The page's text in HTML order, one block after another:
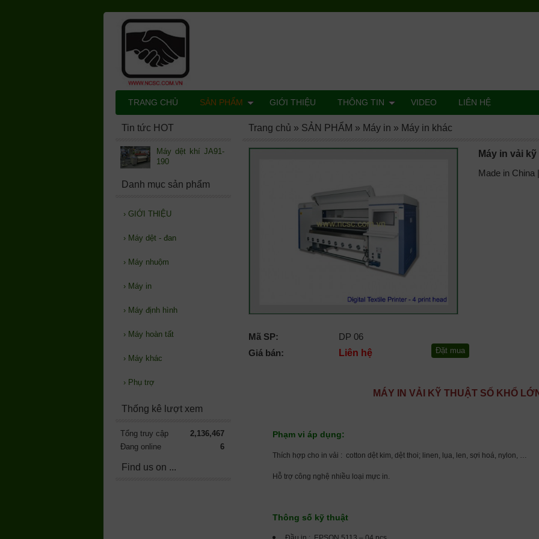
Máy in vải
Made in China
Mã SP:
DP 06
Giá bán:
Liên hệ
MÁY IN VẢI KỸ THUẬT SỐ KHỔ
Phạm vi áp dụng:
Thích hợp cho in vải : cotton dệt kim, dệt thoi; linen, lụa, len, sợi hoá, nylon, …
Hỗ trợ công nghệ nhiều loại mực in.
Thông số kỹ thuật
Trang chủ » SẢN PHẨM » Máy in » Máy in khác
Tin tức HOT
Máy dệt khí JA91-
190
Danh mục sản phẩm
› GIỚI THIỆU
› Máy dệt - đan
› Máy nhuộm
› Máy in
› Máy định hình
› Máy hoàn tất
› Máy khác
› Phụ trợ
Thống kê lượt xem
Tổng truy cập
2,136,467
Đang online
6
Find us on ...
TRANG CHỦ SẢN PHẨM GIỚI THIỆU THÔNG TIN VIDEO LIÊN HỆ